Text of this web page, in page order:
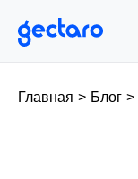
Главная > Блог >